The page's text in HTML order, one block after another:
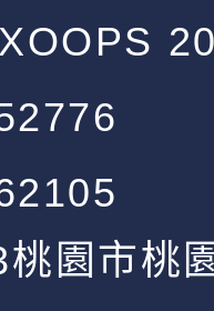
XOOPS
園市桃